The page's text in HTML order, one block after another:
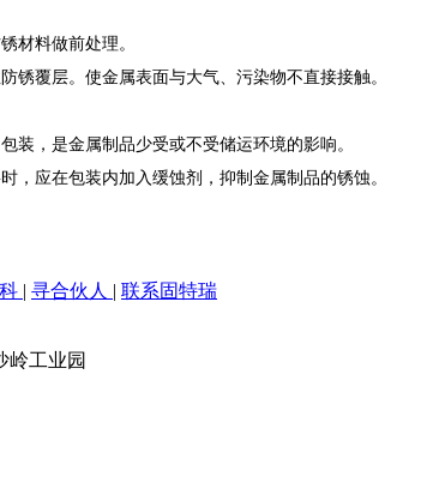
材料做前处理。
锈覆层。使金属表面与大气、污染物不直接接触。
装，是金属制品少受或不受储运环境的影响。
，应在包装内加入缓蚀剂，抑制金属制品的锈蚀。
| 寻合伙人 | 联系固特瑞
岭工业园